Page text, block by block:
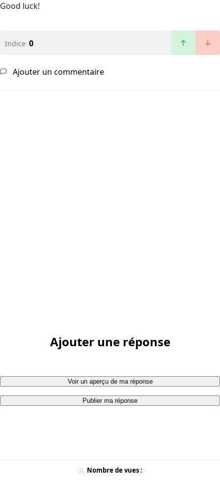
Good luck!
Indice 0
Ajouter un commentaire
Ajouter une réponse
Voir un aperçu de ma réponse
Publier ma réponse
Nombre de vues :